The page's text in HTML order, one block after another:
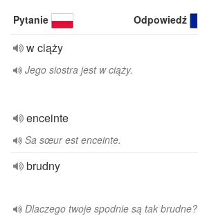
Pytanie Odpowiedź
w ciąży
Jego siostra jest w ciąży.
enceinte
Sa sœur est enceinte.
brudny
Dlaczego twoje spodnie są tak brudne?